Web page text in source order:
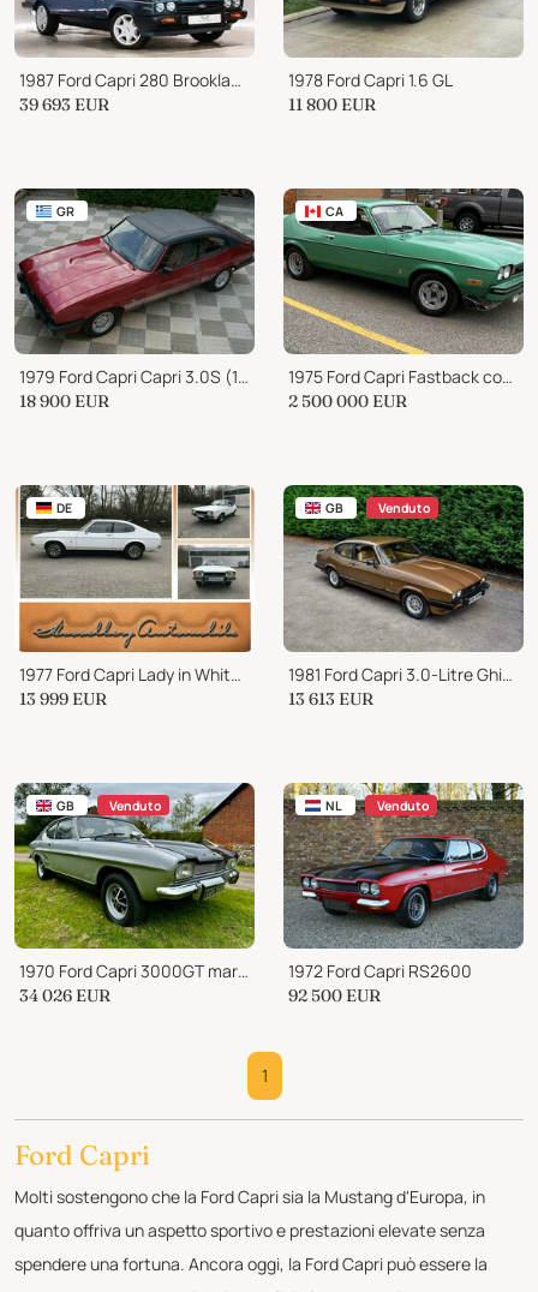
1987 Ford Capri 280 Brooklands 3dr
39 693 EUR
1978 Ford Capri 1.6 GL
11 800 EUR
GR
1979 Ford Capri Capri 3.0S (1979)
18 900 EUR
CA
1975 Ford Capri Fastback coupe 2.8
2 500 000 EUR
DE
1977 Ford Capri Lady in White H-Zulassung Mike Sanders
13 999 EUR
GB Venduto
1981 Ford Capri 3.0-Litre Ghia (Auto)
13 613 EUR
GB Venduto
1970 Ford Capri 3000GT mark 1
34 026 EUR
NL Venduto
1972 Ford Capri RS2600
92 500 EUR
1
Ford Capri
Molti sostengono che la Ford Capri sia la Mustang d'Europa, in
quanto offriva un aspetto sportivo e prestazioni elevate senza
spendere una fortuna. Ancora oggi, la Ford Capri può essere la